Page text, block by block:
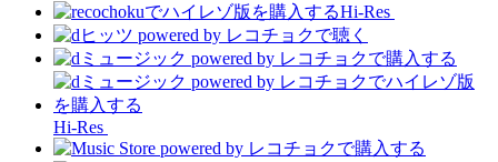
Hi-Res
Hi-Res